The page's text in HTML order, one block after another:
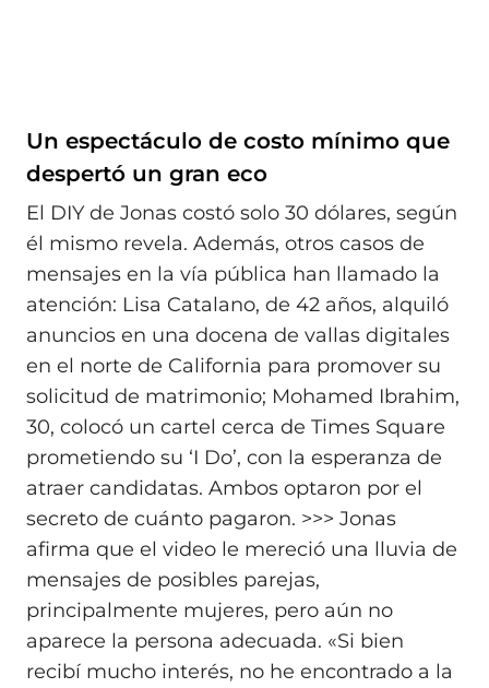
Un espectáculo de costo mínimo que
despertó un gran eco
El DIY de Jonas costó solo 30 dólares, según
él mismo revela. Además, otros casos de
mensajes en la vía pública han llamado la
atención: Lisa Catalano, de 42 años, alquiló
anuncios en una docena de vallas digitales
en el norte de California para promover su
solicitud de matrimonio; Mohamed Ibrahim,
30, colocó un cartel cerca de Times Square
prometiendo su ‘I Do’, con la esperanza de
atraer candidatas. Ambos optaron por el
secreto de cuánto pagaron. >>> Jonas
afirma que el video le mereció una lluvia de
mensajes de posibles parejas,
principalmente mujeres, pero aún no
aparece la persona adecuada. «Si bien
recibí mucho interés, no he encontrado a la